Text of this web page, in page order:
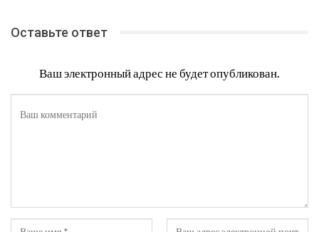
Оставьте ответ
Ваш электронный адрес не будет опубликован.